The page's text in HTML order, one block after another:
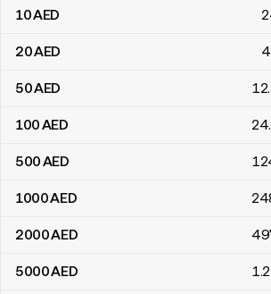
10AED
20AED
50AED
100AED
500AED
1000AED
2000AED
5000AED